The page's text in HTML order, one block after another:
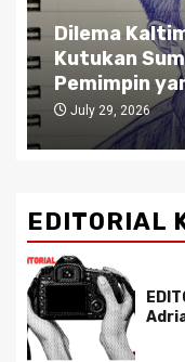
Dilema
Kutukan
Pemimpin
July 29, 2026
EDITORIAL